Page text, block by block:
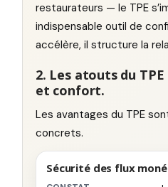
restaurateurs — le TPE
indispensable outil de
accélère, il structure la
2. Les atouts du
et confort.
Les avantages du TPE
concrets.
Sécurité des flux